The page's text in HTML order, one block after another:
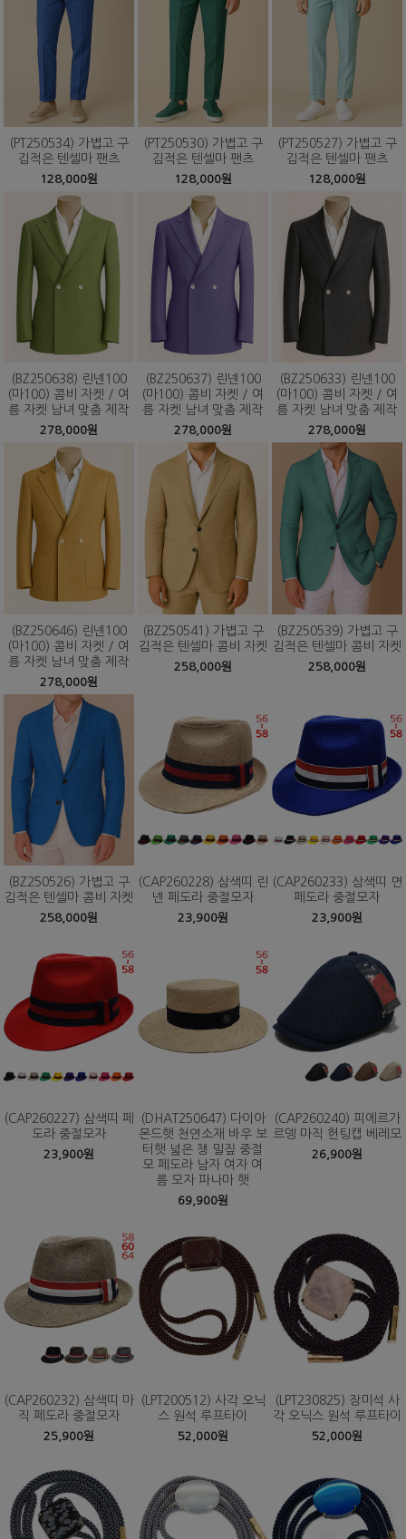
(PT250534) 가볍고 구
김적은 텐셀마 팬츠
128,000원
(PT250530) 가볍고 구
김적은 텐셀마 팬츠
128,000원
(PT250527) 가볍고 구
김적은 텐셀마 팬츠
128,000원
(BZ250638) 린넨100
(마100) 콤비 자켓 / 여
름 자켓 남녀 맞춤 제작
278,000원
(BZ250637) 린넨100
(마100) 콤비 자켓 / 여
름 자켓 남녀 맞춤 제작
278,000원
(BZ250633) 린넨100
(마100) 콤비 자켓 / 여
름 자켓 남녀 맞춤 제작
278,000원
(BZ250646) 린넨100
(마100) 콤비 자켓 / 여
름 자켓 남녀 맞춤 제작
278,000원
(BZ250541) 가볍고 구
김적은 텐셀마 콤비 자켓
258,000원
(BZ250539) 가볍고 구
김적은 텐셀마 콤비 자켓
258,000원
(BZ250526) 가볍고 구
김적은 텐셀마 콤비 자켓
258,000원
(CAP260228) 삼색띠 린
넨 페도라 중절모자
23,900원
(CAP260233) 삼색띠 면
페도라 중절모자
23,900원
(CAP260227) 삼색띠 페
도라 중절모자
23,900원
(DHAT250647) 다이아
몬드햇 천연소재 바우 보
터햇 넓은 챙 밀짚 중절
모 페도라 남자 여자 여
름 모자 파나마 햇
69,900원
(CAP260240) 피에르가
르뎅 마직 헌팅캡 베레모
26,900원
(CAP260232) 삼색띠 마
직 페도라 중절모자
25,900원
(LPT200512) 사각 오닉
스 원석 루프타이
52,000원
(LPT230825) 장미석 사
각 오닉스 원석 루프타이
52,000원